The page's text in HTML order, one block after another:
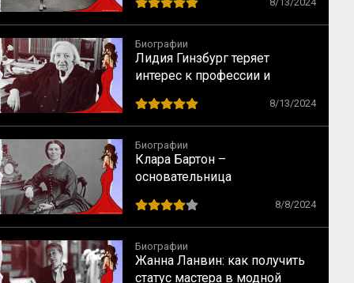
Хепбёрн
Биографии
Лидия Гинзбург теряет
интерес к профессии и
8/13/2024
Биографии
Клара Бартон –
основательница
Креста
8/8/2024
Биографии
Жанна Ланвин: как получить
статус мастера в модной